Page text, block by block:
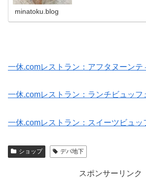
minatoku.blog
一休.comレストラン：アフタヌーンテ
一休.comレストラン：ランチビュッフ
一休.comレストラン：スイーツビュッ
ショップ デパ地下
スポンサーリンク